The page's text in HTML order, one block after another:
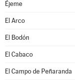
Éjeme
El Arco
El Bodón
El Cabaco
El Campo de Peñaranda